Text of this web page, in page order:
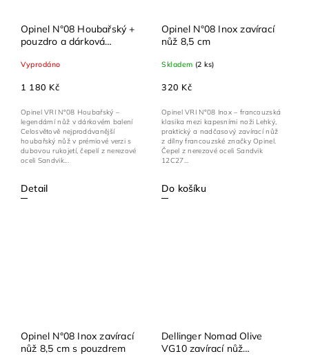
Opinel N°08 Houbařský +
pouzdro a dárková
cm, dubová rukojeť,
Viroblock
Vyprodáno
1 180 Kč
Detail
Opinel VRI N°08 Houbařský –
legendární nůž v dárkovém balení
Celosvětově nejprodávanější
houbařský nůž v prémiové verzi s
dubovou rukojetí, čepelí z nerezové
oceli Sandvik...
Opinel N°08 Inox zavírací
nůž 8,5 cm
Skladem (2 ks)
320 Kč
Do košíku
Opinel VRI N°08 Inox – francouzská
klasika mezi kapesními noži Lehký,
praktický a nadčasový zavírací nůž
z dílny francouzské značky Opinel.
Čepel z nerezové oceli Sandvik
12C27...
Opinel N°08 Inox zavírací
nůž 8,5 cm s pouzdrem
Dellinger Nomad Olive
VG10 zavírací nůž